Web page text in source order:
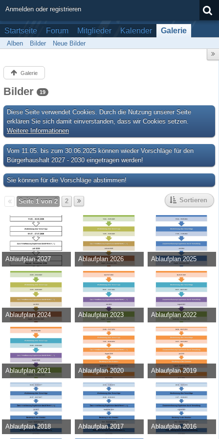
Anmelden oder registrieren
Startseite Forum Mitglieder Kalender Galerie
Alben Bilder Neue Bilder
Galerie
Bilder 19
Diese Seite verwendet Cookies. Durch die Nutzung unserer Seite
erklären Sie sich damit einverstanden, dass wir Cookies setzen.
Weitere Informationen
Vom 11.05. bis zum 30.06.2025 können wieder Vorschläge für den
Bürgerhaushalt 2027 - 2030 eingetragen werden!
Sie können für die Vorschläge abstimmen!
Seite 1 von 2 2 Sortieren
Ablaufplan 2027
Admin-11. Mai 2026
0
Ablaufplan 2026
Admin-13. Februar 2025
Ablaufplan 2025
Admin-13. März 2024
Ablaufplan 2024
Admin-15. März 2023
Ablaufplan 2023
Admin-17. Juni 2022
43.751
0
Ablaufplan 2022
Admin-8. Juni 2021
31.130
0
Ablaufplan 2021
Admin-22. Juni 2020
39.161
0
Ablaufplan 2020
Admin-17. Juni 2019
35.148
0
Ablaufplan 2019
Admin-23. April 2018
37.888
0
Ablaufplan 2018
Admin-30. Mai 2017
Ablaufplan 2017
Admin-18. August 2016
Ablaufplan 2016
Admin-22. Juli 2015